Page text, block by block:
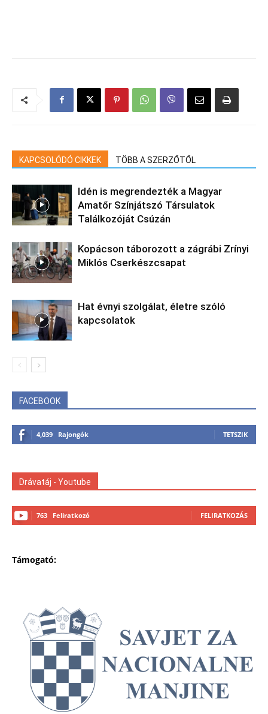
KAPCSOLÓDÓ CIKKEK TÖBB A SZERZŐTŐL
Idén is megrendezték a Magyar
Amatőr Színjátszó Társulatok
Találkozóját Csúzán
Kopácson táborozott a zágrábi Zrínyi
Miklós Cserkészcsapat
Hat évnyi szolgálat, életre szóló
kapcsolatok
FACEBOOK
4,039 Rajongók TETSZIK
Drávatáj - Youtube
763 Feliratkozó FELIRATKOZÁS
Támogató: